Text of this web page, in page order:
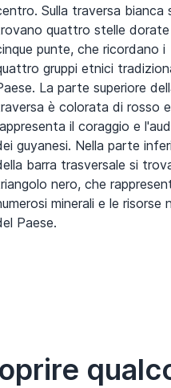
Sulla traversa bianca
quattro stelle dorate
punte, che ricordano i
gruppi etnici
La parte superiore
è colorata di rosso e
il coraggio e
guyanesi. Nella parte
barra trasversale si
nero, che
minerali e le risorse
Paese.